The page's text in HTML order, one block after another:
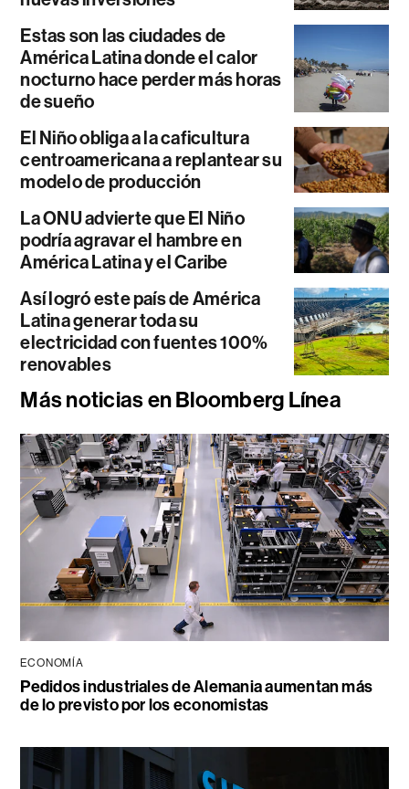
Estas son las ciudades de
América Latina donde el calor
nocturno hace perder más horas
de sueño
El Niño obliga a la caficultura
centroamericana a replantear su
modelo de producción
La ONU advierte que El Niño
podría agravar el hambre en
América Latina y el Caribe
Así logró este país de América
Latina generar toda su
electricidad con fuentes 100%
renovables
Más noticias en Bloomberg Línea
ECONOMÍA
Pedidos industriales de Alemania aumentan más
de lo previsto por los economistas